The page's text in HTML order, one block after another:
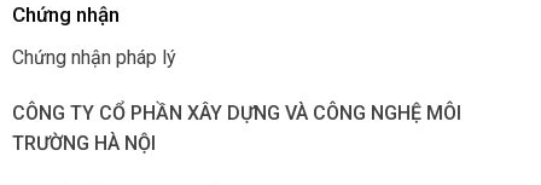
Chứng nhận
Chứng nhận pháp lý
CÔNG TY CỔ PHẦN XÂY DỰNG VÀ CÔNG NGHỆ MÔI
TRƯỜNG HÀ NỘI